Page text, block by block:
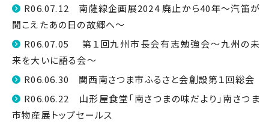
R06.07.12 南薩線企画展2024 廃止から40年～汽笛が
聞こえたあの日の故郷へ～
R06.07.05 第１回九州市長会有志勉強会～九州の未
来を大いに語る会～
R06.06.30 関西南さつま市ふるさと会創設第１回総会
R06.06.22 山形屋食堂「南さつまの味だより」南さつま
市物産展トップセールス